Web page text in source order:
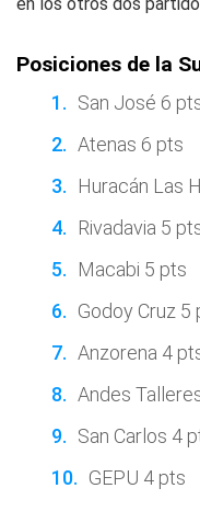
Posiciones de la
San José 6
Atenas 6 pts
Huracán Las
Rivadavia 5
Macabi 5 pts
Godoy Cruz 5
Anzorena 4
Andes
San Carlos 4
GEPU 4 pts